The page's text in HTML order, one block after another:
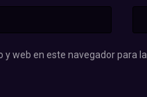
web en este navegador para